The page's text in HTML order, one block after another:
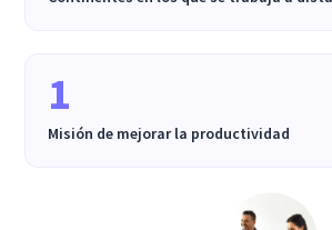
1
Misión de mejorar la productividad